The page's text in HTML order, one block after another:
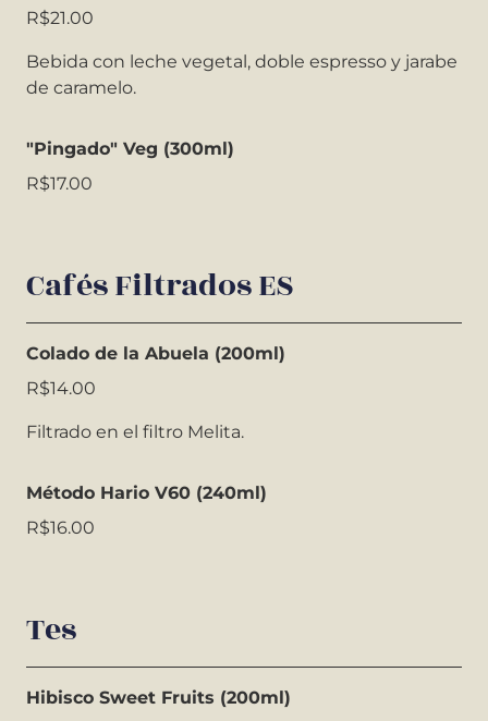
R$21.00
Bebida con leche vegetal, doble espresso y jarabe
de caramelo.
"Pingado" Veg (300ml)
R$17.00
Cafés Filtrados ES
Colado de la Abuela (200ml)
R$14.00
Filtrado en el filtro Melita.
Método Hario V60 (240ml)
R$16.00
Tes
Hibisco Sweet Fruits (200ml)